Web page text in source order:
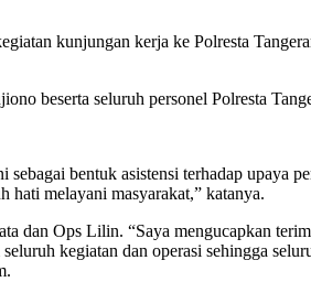
kunjungan kerja ke Polresta
beserta seluruh personel Polresta
bentuk asistensi terhadap upaya
hati melayani masyarakat,” katanya.
dan Ops Lilin. “Saya mengucapkan
kegiatan dan operasi sehingga